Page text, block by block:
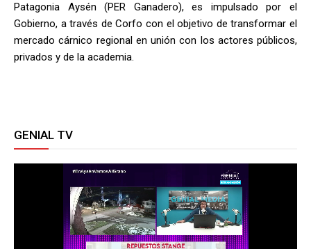
Patagonia Aysén (PER Ganadero), es impulsado por el
Gobierno, a través de Corfo con el objetivo de transformar el
mercado cárnico regional en unión con los actores públicos,
privados y de la academia.
GENIAL TV